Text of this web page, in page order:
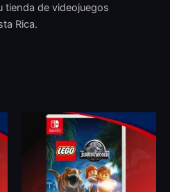
tienda de videojuegos
Rica.